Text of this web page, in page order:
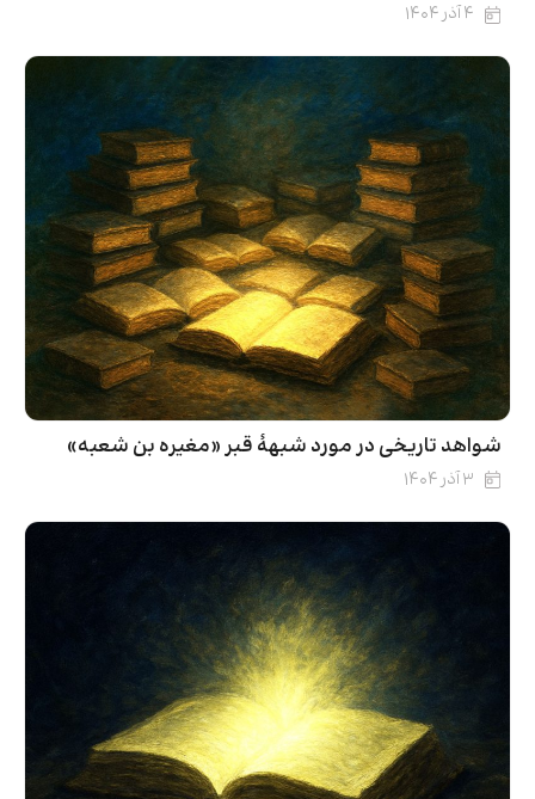
۴ آذر ۱۴۰۴
شواهد تاریخی در مورد شبهۀ قبر «مغیره بن شعبه»
۳ آذر ۱۴۰۴